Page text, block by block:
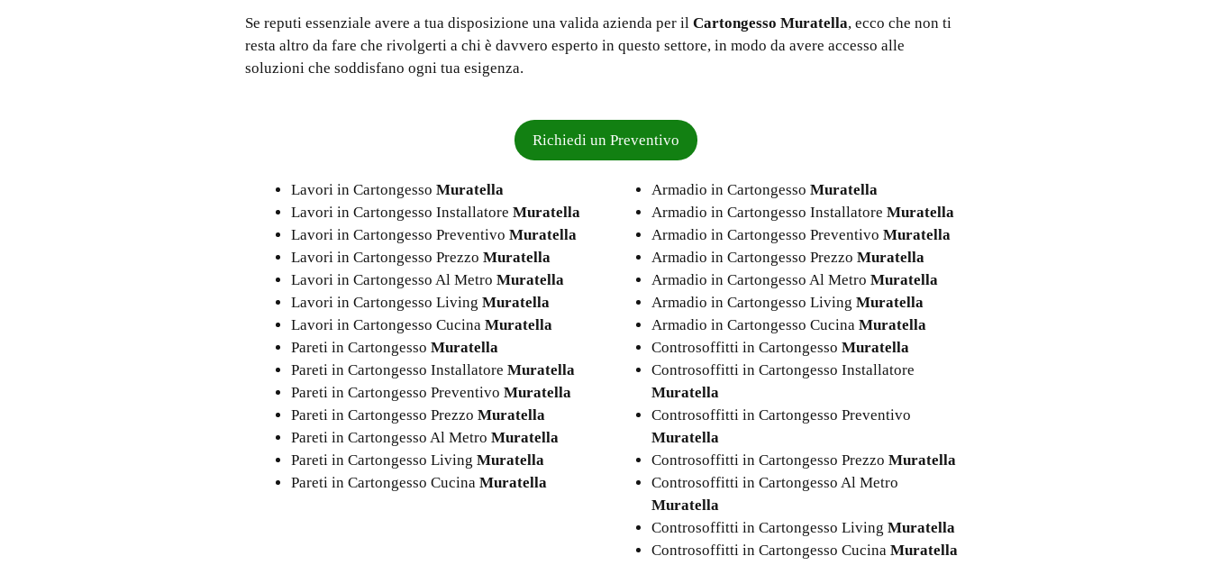
Se reputi essenziale avere a tua disposizione una valida azienda per il Cartongesso Muratella, ecco che non ti
resta altro da fare che rivolgerti a chi è davvero esperto in questo settore, in modo da avere accesso alle
soluzioni che soddisfano ogni tua esigenza.
Richiedi un Preventivo
Lavori in Cartongesso Muratella
Lavori in Cartongesso Installatore Muratella
Lavori in Cartongesso Preventivo Muratella
Lavori in Cartongesso Prezzo Muratella
Lavori in Cartongesso Al Metro Muratella
Lavori in Cartongesso Living Muratella
Lavori in Cartongesso Cucina Muratella
Pareti in Cartongesso Muratella
Pareti in Cartongesso Installatore Muratella
Pareti in Cartongesso Preventivo Muratella
Pareti in Cartongesso Prezzo Muratella
Pareti in Cartongesso Al Metro Muratella
Pareti in Cartongesso Living Muratella
Pareti in Cartongesso Cucina Muratella
Armadio in Cartongesso Muratella
Armadio in Cartongesso Installatore Muratella
Armadio in Cartongesso Preventivo Muratella
Armadio in Cartongesso Prezzo Muratella
Armadio in Cartongesso Al Metro Muratella
Armadio in Cartongesso Living Muratella
Armadio in Cartongesso Cucina Muratella
Controsoffitti in Cartongesso Muratella
Controsoffitti in Cartongesso Installatore
Muratella
Controsoffitti in Cartongesso Preventivo
Muratella
Controsoffitti in Cartongesso Prezzo Muratella
Controsoffitti in Cartongesso Al Metro
Muratella
Controsoffitti in Cartongesso Living Muratella
Controsoffitti in Cartongesso Cucina Muratella